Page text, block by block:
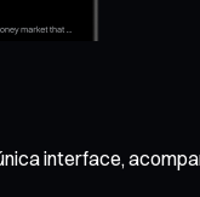
interface,